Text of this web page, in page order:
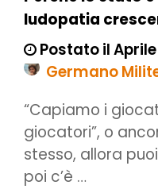
ludopatia
Postato il Aprile
Germano
“Capiamo i
giocatori”, o
stesso, allora
poi c’è …